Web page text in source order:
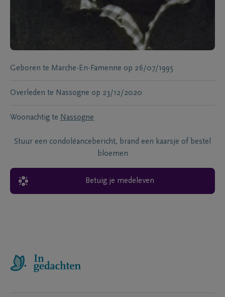
Geboren te Marche-En-Famenne op 26/07/1995
Overleden te Nassogne op 23/12/2020
Woonachtig te Nassogne
Stuur een condoléancebericht, brand een kaarsje of bestel
bloemen
Betuig je medeleven